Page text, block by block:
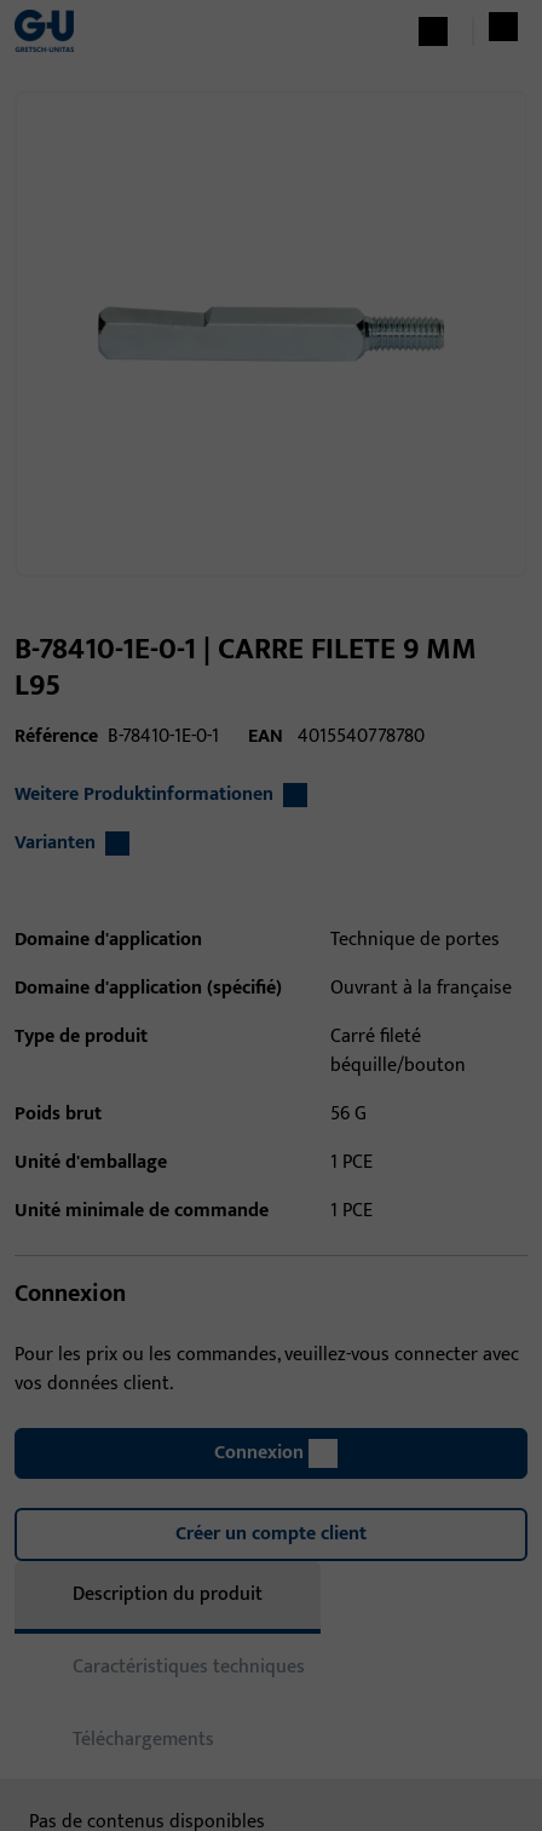
B-78410-1E-0-1 | CARRE FILETE 9 MM
L95
Référence B-78410-1E-0-1 EAN 4015540778780
Weitere Produktinformationen
Varianten
Domaine d'application
Technique de portes
Domaine d'application (spécifié)
Ouvrant à la française
Type de produit
Carré fileté
béquille/bouton
Poids brut
56 G
Unité d'emballage
1 PCE
Unité minimale de commande
1 PCE
Connexion
Pour les prix ou les commandes, veuillez-vous connecter avec
vos données client.
Connexion
Créer un compte client
Description du produit
Caractéristiques techniques
Téléchargements
Pas de contenus disponibles